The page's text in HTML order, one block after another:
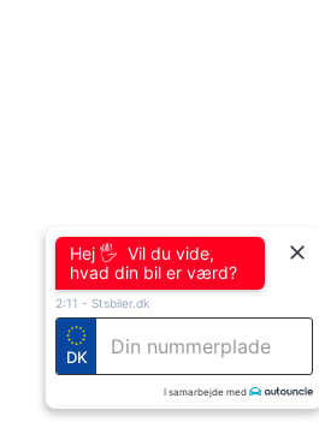
Hej 🖐 Vil du vide,
hvad din bil er værd?
2:11 - Stsbiler.dk
DK
I samarbejde med